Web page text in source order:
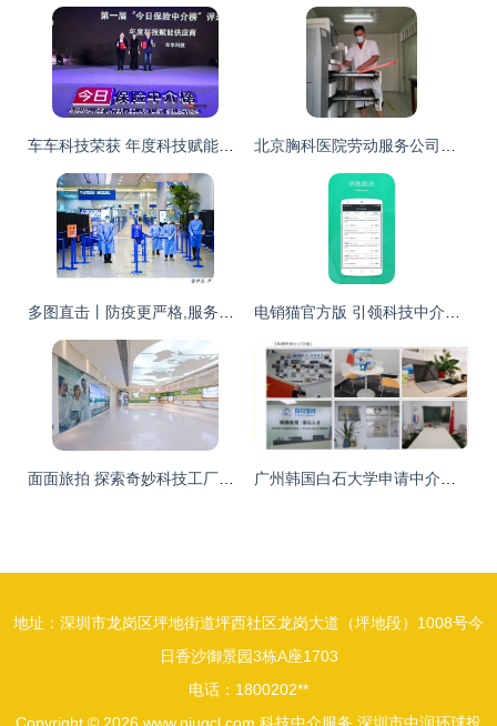
地址：深圳市龙岗区坪地街道坪西社区龙岗大道（坪地段）1008号今
日香沙御景园3栋A座1703
电话：1800202**